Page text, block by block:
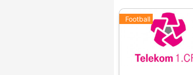
Football